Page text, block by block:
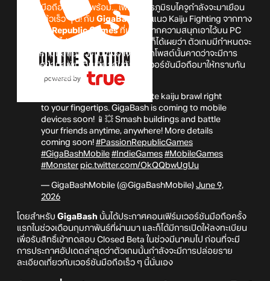
เตรียมมือถือเอาไว้ให้พร้อม... เพราะสมรภูมิรบไคจูกำลังจะมาเยือน
มือถือแล้วเร็ว ๆ นี้! กับ GigaBash
เกมแนว Kaiju Fighting จากทาง
Passion Republic Gamesที่เคยได้ฝากความสนุกเอาไว้บน PC
และคอนโซลไปก่อนหน้านี้ โดยล่าสุดนั้นก็ได้เผยว่า ตัวเกมมีกำหนดจะ
มาลงให้กับมือถือเร็ว ๆ นี้ ซึ่งอ้างอิงจากโพสต์นั้นคาดว่าจะมีการ
ประกาศข้อมูลเพิ่มเติมเกี่ยวกับตัวเกมเวอร์ชันมือถือมาให้ทราบกัน
อีกทีเร็ว ๆ นีัด้วย
Get ready to bring the ultimate kaiju brawl right
to your fingertips. GigaBash is coming to mobile
devices soon! 📱💥 Smash buildings and battle
your friends anytime, anywhere! More details
coming soon! #PassionRepublicGames
#GigaBashMobile #IndieGames #MobileGames
#Monster pic.twitter.com/OkQQbwUgUu
— GigaBashMobile (@GigaBashMobile) June 9,
2026
โดยสำหรับ GigaBash นั้นได้ประกาศคอนเฟิร์มเวอร์ชันมือถือครั้ง
แรกในช่วงเดือนกุมภาพันธ์ที่ผ่านมา และก็ได้มีการเปิดให้ลงทะเบียน
เพื่อรับสิทธิ์เข้าทดสอบ Closed Beta ในช่วงมีนาคมไป ก่อนที่จะมี
การประกาศอัปเดตล่าสุดว่าตัวเกมนั้นกำลังจะมีการปล่อยราย
ละเอียดเกี่ยวกับเวอร์ชันมือถือเร็ว ๆ นี้นั่นเอง